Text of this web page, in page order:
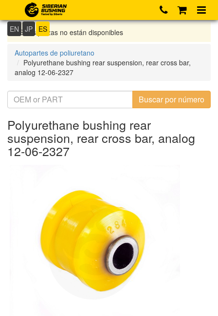
EN JP ES
Si las piezas no están disponibles
Autopartes de poliuretano
Polyurethane bushing rear suspension, rear cross bar,
analog 12-06-2327
Polyurethane bushing rear
suspension, rear cross bar, analog
12-06-2327